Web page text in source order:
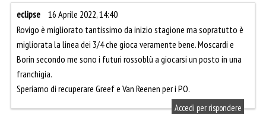
eclipse
16 Aprile 2022, 14:40
Rovigo è migliorato tantissimo da inizio stagione ma sopratutto è
migliorata la linea dei 3/4 che gioca veramente bene. Moscardi e
Borin secondo me sono i futuri rossoblù a giocarsi un posto in una
franchigia.
Speriamo di recuperare Greef e Van Reenen per i PO.
Accedi per rispondere